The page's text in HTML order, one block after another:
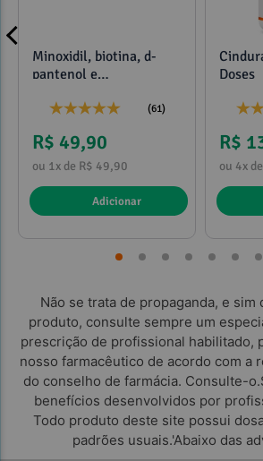
Minoxidil, biotina, d-
pantenol e
(61)
R$ 49,90
ou 1x de R$ 49,90
Adicionar
Doses
R$
ou 4x
Não se trata de propaganda, e sim
produto, consulte sempre um
prescrição de profissional habilitado,
nosso farmacêutico de acordo com a
do conselho de farmácia. Consulte-
benefícios desenvolvidos por
Todo produto deste site possui
padrões usuais.'Abaixo das